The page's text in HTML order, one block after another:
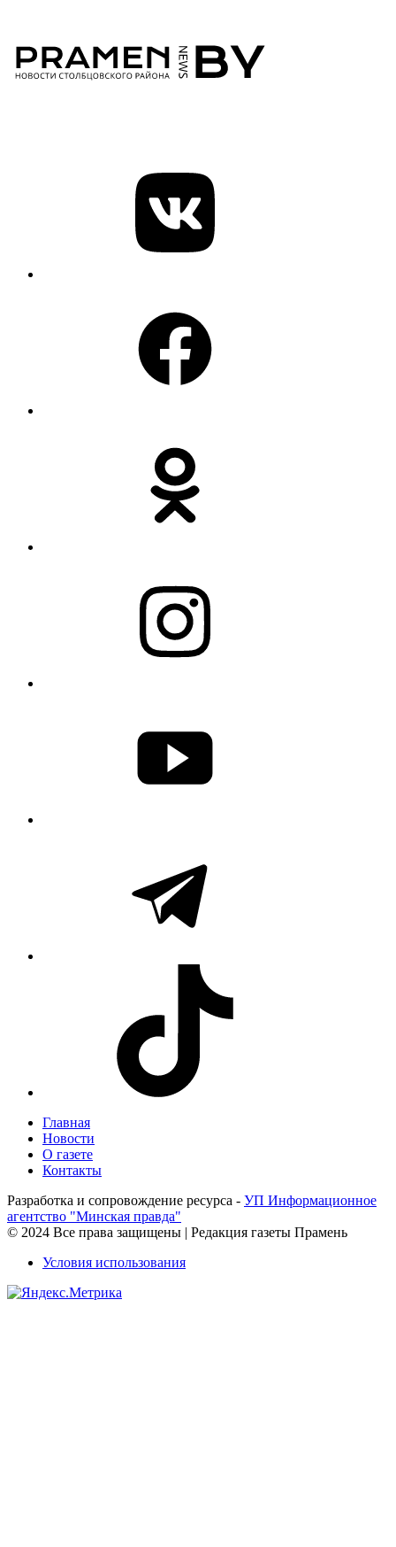
Главная
Новости
О газете
Контакты
Разработка и сопровождение ресурса - УП Информационное
агентство "Минская правда"
© 2024 Все права защищены | Редакция газеты Прамень
Условия использования